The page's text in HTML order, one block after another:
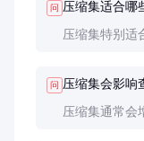
问 压缩集适合哪
压缩集特别适
问 压缩集会影响
压缩集通常会